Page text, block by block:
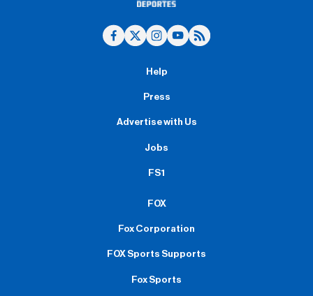
Help
Press
Advertise with Us
Jobs
FS1
FOX
Fox Corporation
FOX Sports Supports
Fox Sports